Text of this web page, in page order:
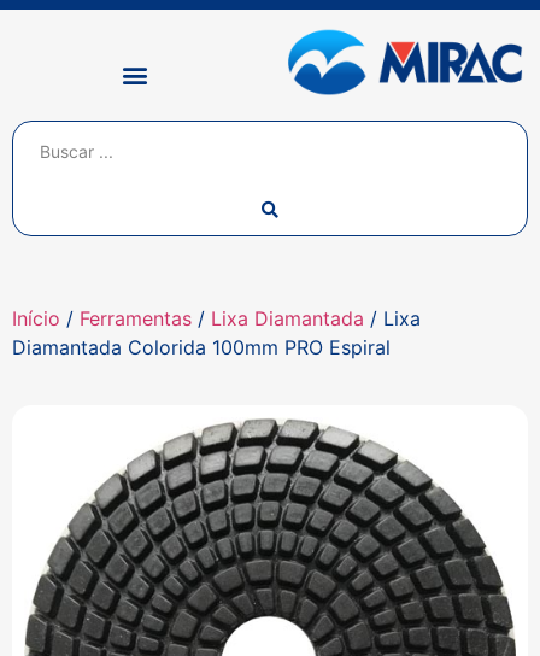
Início / Ferramentas / Lixa Diamantada / Lixa
Diamantada Colorida 100mm PRO Espiral